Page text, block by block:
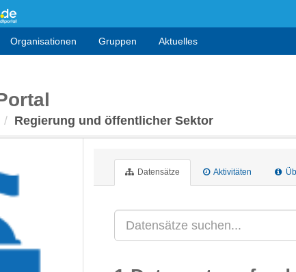
Organisationen Gruppen Aktuelles
Regierung und öffentlicher Sektor
Datensätze Aktivitäten